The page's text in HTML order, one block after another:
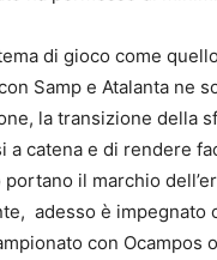
di gioco come
Samp e Atalanta ne
la transizione della
a catena e di rendere
il marchio
adesso è
con